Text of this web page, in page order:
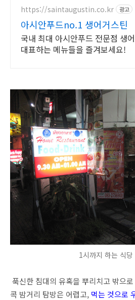
https://saintaugustin.co.kr 광고
아시안푸드no.1 생어거스틴
국내 최대 아시안푸드 전문점 생
대표하는 메뉴들을 즐겨보세요!
1시까지 하는 식당
푹신한 침대의 유혹을 뿌리치고 밖으
콕 밤거리 탐방은 어렵고, 먹는 것으로